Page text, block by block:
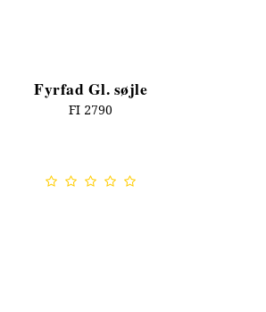
Fyrfad Gl. søjle
FI 2790